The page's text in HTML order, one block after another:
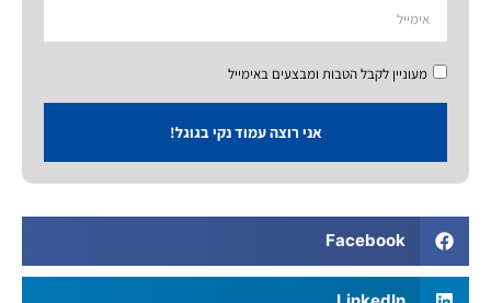
מעוניין לקבל הטבות ומבצעים באימייל
אני רוצה עמוד נקי בגוגל!
Facebook